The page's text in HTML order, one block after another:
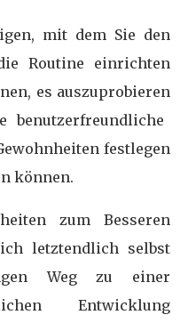
mit dem Sie den
Routine einrichten
es auszuprobieren
benutzerfreundliche
festlegen
können.
zum Besseren
letztendlich selbst
Weg zu einer
Entwicklung